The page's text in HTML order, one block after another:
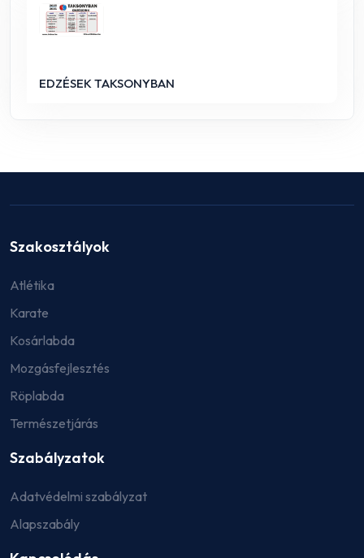
EDZÉSEK TAKSONYBAN
Szakosztályok
Atlétika
Karate
Kosárlabda
Mozgásfejlesztés
Röplabda
Természetjárás
Szabályzatok
Adatvédelmi szabályzat
Alapszabály